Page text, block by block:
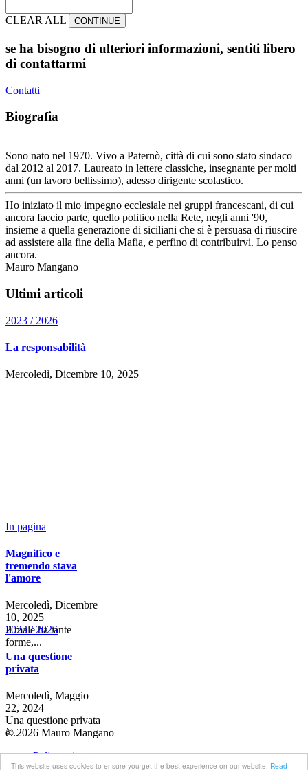
This website uses cookies to ensure you get the best experience on our website. Read
CLEAR ALL CONTINUE
se ha bisogno di ulteriori informazioni, sentiti libero
di contattarmi
Contatti
Biografia
Sono nato nel 1970. Vivo a Paternò, città di cui sono stato sindaco
dal 2012 al 2017. Laureato in lettere classiche, insegnante per molti
anni (un lavoro bellissimo), adesso dirigente scolastico.
Ho iniziato il mio impegno ecclesiale nei gruppi francescani, di cui
ancora faccio parte, quello politico nella Rete, negli anni '90,
insieme a quella generazione di siciliani che si è persuasa di riuscire
ad assistere alla fine della Mafia, e perfino di contribuirvi. Lo penso
ancora.
Mauro Mangano
Ultimi articoli
2023 / 2026
La responsabilità
Mercoledì, Dicembre 10, 2025
In pagina
Magnifico e
tremendo stava
l'amore
Mercoledì, Dicembre
10, 2025
Il male ha tante
forme,...
2023 / 2026
Una questione
privata
Mercoledì, Maggio
22, 2024
Una questione privata
è...
© 2026 Mauro Mangano
Policy privacy